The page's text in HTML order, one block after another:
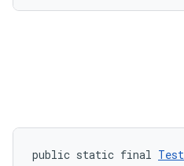
public static final